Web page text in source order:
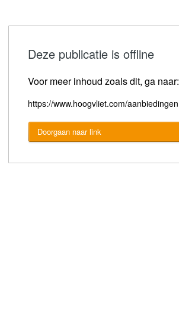
Deze publicatie is offline
Voor meer inhoud zoals dit, ga naar:
https://www.hoogvliet.com/aanbiedingen
Doorgaan naar link